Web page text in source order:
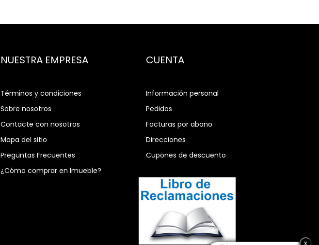
NUESTRA EMPRESA
Términos y condiciones
Sobre nosotros
Contacte con nosotros
Mapa del sitio
Preguntas Frecuentes
¿Cómo comprar en lmueble?
CUENTA
Información personal
Pedidos
Facturas por abono
Direcciones
Cupones de descuento
x